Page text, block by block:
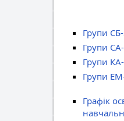
Групи
Групи
Групи
Групи
Графік